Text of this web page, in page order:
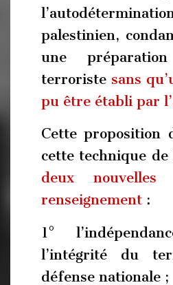
palestinien,
une
terroriste sans
pu être établi par
Cette proposition
cette technique de
deux
renseignement :
1°
l’intégrité du
défense nationale ;